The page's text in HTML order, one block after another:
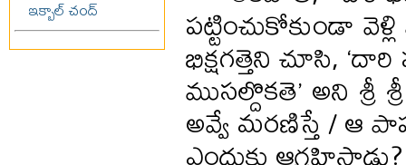
ఇక్బాల్ చంద్
పట్టించుకోకుండా
భిక్షగత్తెని చూసి,
ముసల్దొకతె’ అని
అవ్వే మరణిస్తే / ఆ